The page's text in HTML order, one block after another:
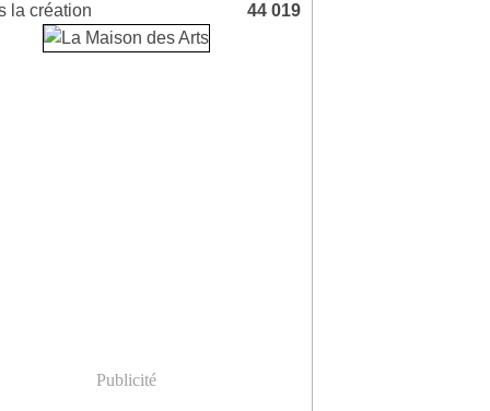
la création 44 019
Publicité